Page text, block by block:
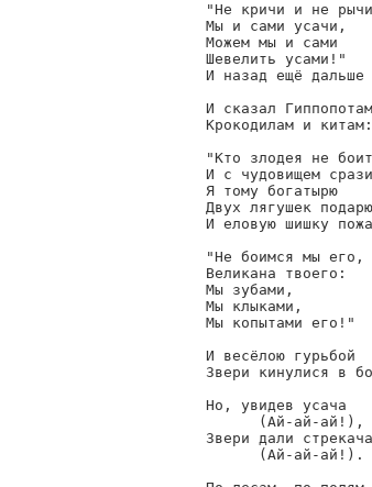
"Не кричи и не
Мы и сами усачи,
Можем мы и сами
Шевелить усами!"
И назад ещё дальше
И сказал Гиппопотам
Крокодилам и китам:
"Кто злодея не
И с чудовищем
Я тому богатырю
Двух лягушек подарю
И еловую шишку
"Не боимся мы его,
Великана твоего:
Мы зубами,
Мы клыками,
Мы копытами его!"
И весёлою гурьбой
Звери кинулися в
Но, увидев усача
      (Ай-ай-ай!),
Звери дали стрекача
      (Ай-ай-ай!).